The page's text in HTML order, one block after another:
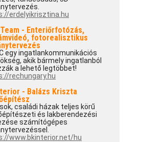
erdelyikrisztina.hu
Team - Enteriőrfotózás,
fotorealisztikus
egy ingatlankommunikációs
akik bármely ingatlanból
a lehető legtöbbet!
rechungary.hu
- Balázs Kriszta
családi házak teljes körű
és lakberendezési
számítógépes
www.bkinterior.net/hu